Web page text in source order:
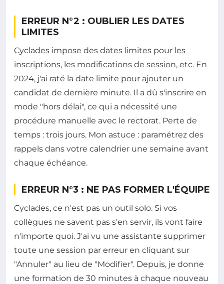
ERREUR N°2 : OUBLIER LES DATES
LIMITES
Cyclades impose des dates limites pour les
inscriptions, les modifications de session, etc. En
2024, j'ai raté la date limite pour ajouter un
candidat de dernière minute. Il a dû s'inscrire en
mode "hors délai", ce qui a nécessité une
procédure manuelle avec le rectorat. Perte de
temps : trois jours. Mon astuce : paramétrez des
rappels dans votre calendrier une semaine avant
chaque échéance.
ERREUR N°3 : NE PAS FORMER L'ÉQUIPE
Cyclades, ce n'est pas un outil solo. Si vos
collègues ne savent pas s'en servir, ils vont faire
n'importe quoi. J'ai vu une assistante supprimer
toute une session par erreur en cliquant sur
"Annuler" au lieu de "Modifier". Depuis, je donne
une formation de 30 minutes à chaque nouveau